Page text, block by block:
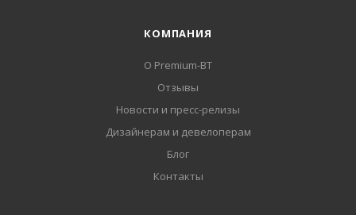
КОМПАНИЯ
О Premium-BT
Отзывы
Новости и пресс-релизы
Дизайнерам и девелоперам
Блог
Контакты